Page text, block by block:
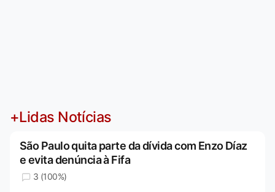
+Lidas Notícias
São Paulo quita parte da dívida com Enzo Díaz
e evita denúncia à Fifa
3 (100%)